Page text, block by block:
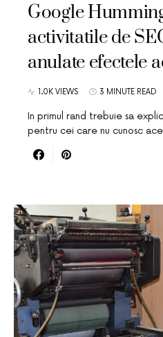
Google
activitatile de
anulate efectele
1.0K VIEWS 3 MINUTE READ
In primul rand trebuie sa
pentru cei care nu cunosc